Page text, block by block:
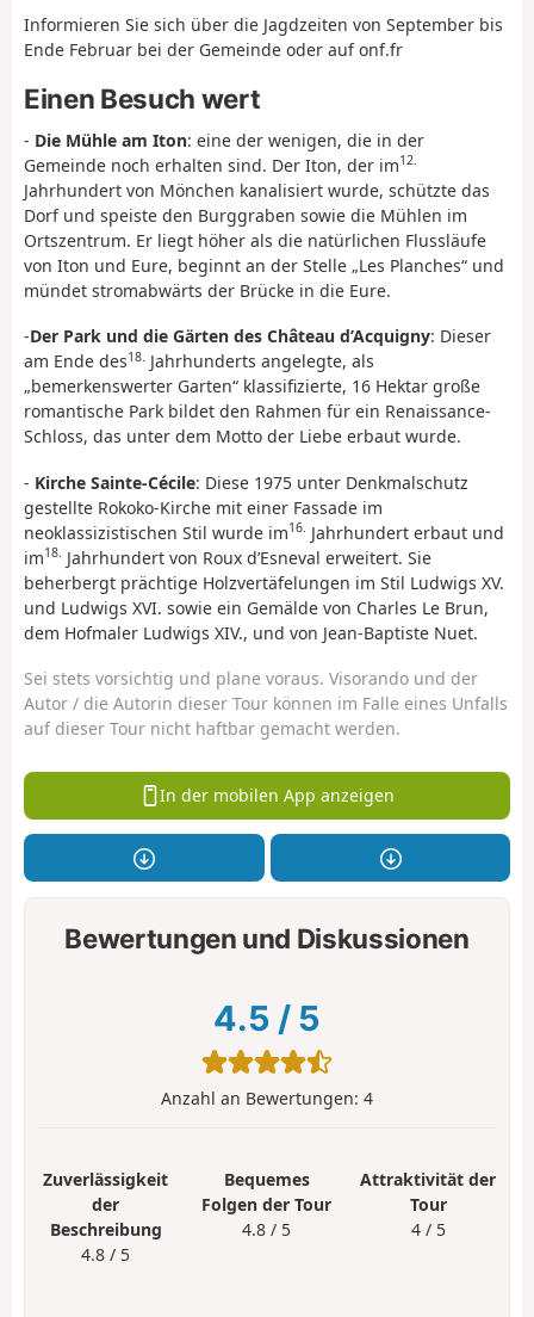
Informieren Sie sich über die Jagdzeiten von September bis
Ende Februar bei der Gemeinde oder auf onf.fr
Einen Besuch wert
- Die Mühle am Iton: eine der wenigen, die in der
Gemeinde noch erhalten sind. Der Iton, der im12.
Jahrhundert von Mönchen kanalisiert wurde, schützte das
Dorf und speiste den Burggraben sowie die Mühlen im
Ortszentrum. Er liegt höher als die natürlichen Flussläufe
von Iton und Eure, beginnt an der Stelle „Les Planches“ und
mündet stromabwärts der Brücke in die Eure.
-Der Park und die Gärten des Château d’Acquigny: Dieser
am Ende des18. Jahrhunderts angelegte, als
„bemerkenswerter Garten“ klassifizierte, 16 Hektar große
romantische Park bildet den Rahmen für ein Renaissance-
Schloss, das unter dem Motto der Liebe erbaut wurde.
- Kirche Sainte-Cécile: Diese 1975 unter Denkmalschutz
gestellte Rokoko-Kirche mit einer Fassade im
neoklassizistischen Stil wurde im16. Jahrhundert erbaut und
im18. Jahrhundert von Roux d’Esneval erweitert. Sie
beherbergt prächtige Holzvertäfelungen im Stil Ludwigs XV.
und Ludwigs XVI. sowie ein Gemälde von Charles Le Brun,
dem Hofmaler Ludwigs XIV., und von Jean-Baptiste Nuet.
Sei stets vorsichtig und plane voraus. Visorando und der
Autor / die Autorin dieser Tour können im Falle eines Unfalls
auf dieser Tour nicht haftbar gemacht werden.
In der mobilen App anzeigen
Bewertungen und Diskussionen
4.5 / 5
Anzahl an Bewertungen: 4
Zuverlässigkeit
der
Beschreibung
4.8 / 5
Bequemes
Folgen der Tour
4.8 / 5
Attraktivität der
Tour
4 / 5